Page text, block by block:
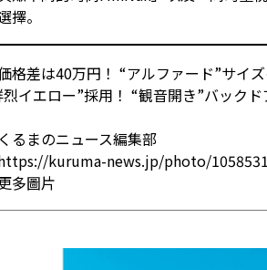
擇。
格差は40万円！ “アルファード”サイ
烈イエロー”採用！ “観音開き”バック
るまのニュース編集部
kuruma-news.jp/photo/
多圖片